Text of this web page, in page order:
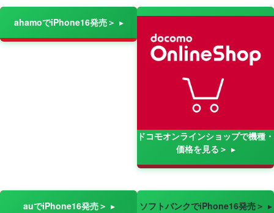
ahamoでiPhone16発売＞
ドコモオンラインショップで機種・
価格を見る＞
auでiPhone16発売＞ ソフトバンクでiPhone16発売＞